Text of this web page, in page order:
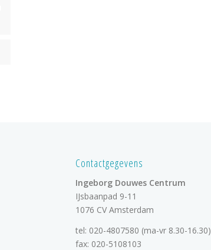
Contactgegevens
Ingeborg Douwes Centrum
IJsbaanpad 9-11
1076 CV Amsterdam
tel: 020-4807580 (ma-vr 8.30-16.30)
fax: 020-5108103